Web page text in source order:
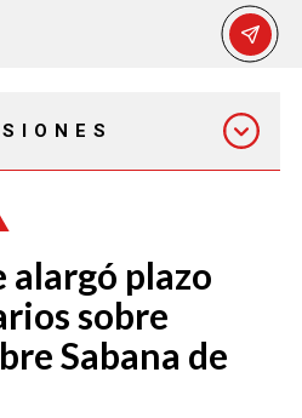
EXPRESS
12:30 PM
7:00 PM
plazo
sobre
Sabana de